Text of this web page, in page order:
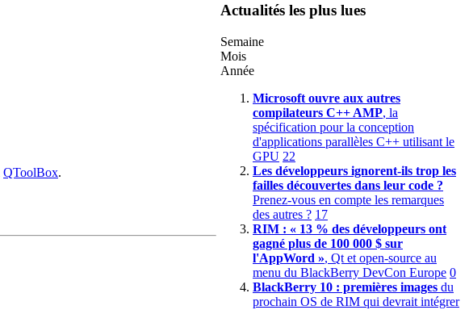
QToolBox.
Actualités les plus lues
Semaine
Mois
Année
Microsoft ouvre aux autres
compilateurs C++ AMP, la
spécification pour la conception
d'applications parallèles C++ utilisant le
GPU 22
Les développeurs ignorent-ils trop les
failles découvertes dans leur code ?
Prenez-vous en compte les remarques
des autres ? 17
RIM : « 13 % des développeurs ont
gagné plus de 100 000 $ sur
l'AppWord », Qt et open-source au
menu du BlackBerry DevCon Europe 0
BlackBerry 10 : premières images du
prochain OS de RIM qui devrait intégrer